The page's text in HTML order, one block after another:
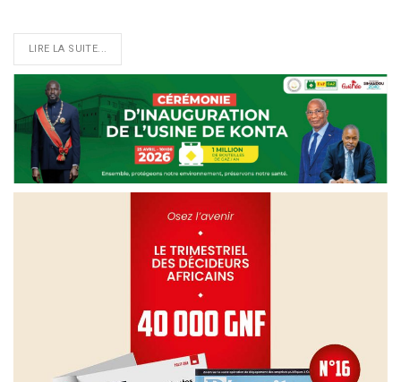
LIRE LA SUITE...